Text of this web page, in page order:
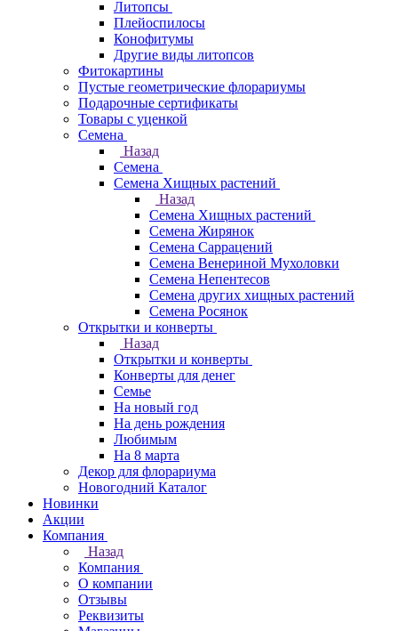
Литопсы
Плейоспилосы
Конофитумы
Другие виды литопсов
Фитокартины
Пустые геометрические флорариумы
Подарочные сертификаты
Товары с уценкой
Семена
Назад
Семена
Семена Хищных растений
Назад
Семена Хищных растений
Семена Жирянок
Семена Саррацений
Семена Венериной Мухоловки
Семена Непентесов
Семена других хищных растений
Семена Росянок
Открытки и конверты
Назад
Открытки и конверты
Конверты для денег
Семье
На новый год
На день рождения
Любимым
На 8 марта
Декор для флорариума
Новогодний Каталог
Новинки
Акции
Компания
Назад
Компания
О компании
Отзывы
Реквизиты